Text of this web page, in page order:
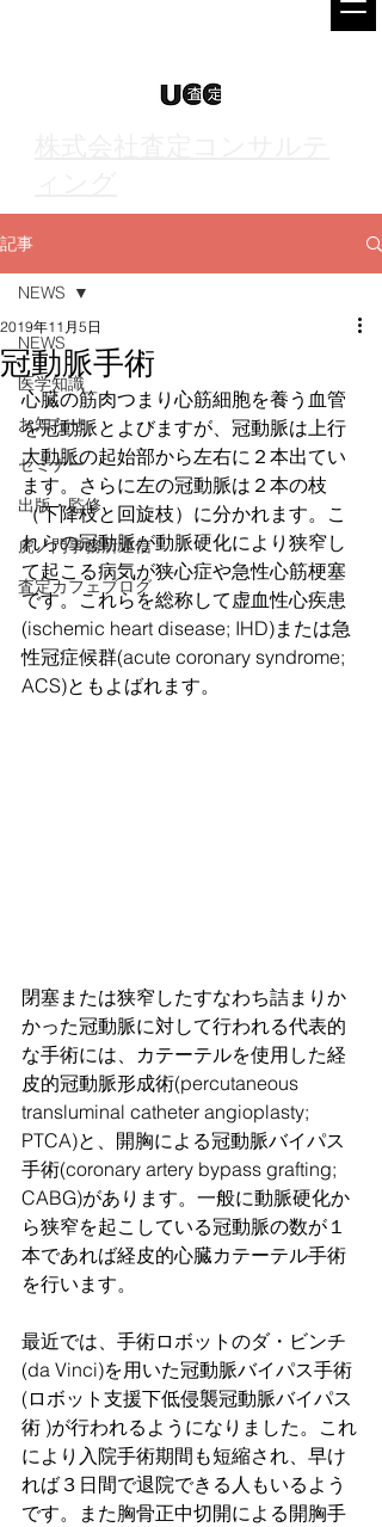
記事
NEWS
医学知識
お知らせ
セミナー
出版・監修
虎ノ門事務所通信
査定カフェブログ
NEWS
冠動脈手術
2019年11月5日
心臓の筋肉つまり心筋細胞を養う血管
を冠動脈とよびますが、冠動脈は上行
大動脈の起始部から左右に２本出てい
ます。さらに左の冠動脈は２本の枝
（下降枝と回旋枝）に分かれます。こ
れらの冠動脈が動脈硬化により狭窄し
て起こる病気が狭心症や急性心筋梗塞
です。これらを総称して虚血性心疾患
(ischemic heart disease; IHD)または急
性冠症候群(acute coronary syndrome;
ACS)ともよばれます。
閉塞または狭窄したすなわち詰まりか
かった冠動脈に対して行われる代表的
な手術には、カテーテルを使用した経
皮的冠動脈形成術(percutaneous
transluminal catheter angioplasty;
PTCA)と、開胸による冠動脈バイパス
手術(coronary artery bypass grafting;
CABG)があります。一般に動脈硬化か
ら狭窄を起こしている冠動脈の数が１
本であれば経皮的心臓カテーテル手術
を行います。
最近では、手術ロボットのダ・ビンチ
(da Vinci)を用いた冠動脈バイパス手術
(ロボット支援下低侵襲冠動脈バイパス
術 )が行われるようになりました。これ
により入院手術期間も短縮され、早け
れば３日間で退院できる人もいるよう
です。また胸骨正中切開による開胸手